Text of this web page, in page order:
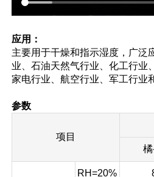
应用：
主要用于干燥和指示湿度，广泛
业、石油天然气行业、化工行业
家电行业、航空行业、军工行业
参数
项目
RH=20%